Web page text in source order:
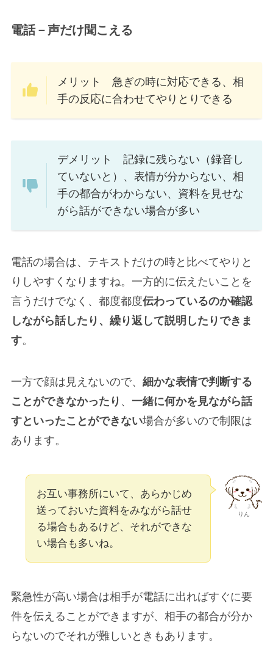
電話－声だけ聞こえる
メリット 急ぎの時に対応できる、相
手の反応に合わせてやりとりできる
デメリット 記録に残らない（録音し
ていないと）、表情が分からない、相
手の都合がわからない、資料を見せな
がら話ができない場合が多い
電話の場合は、テキストだけの時と比べてやりと
りしやすくなりますね。一方的に伝えたいことを
言うだけでなく、都度都度伝わっているのか確認
しながら話したり、繰り返して説明したりできま
す。
一方で顔は見えないので、 細かな表情で判断する
ことができなかったり 、 一緒に何かを見ながら話
すといったことができない場合が多いので制限は
あります。
りん
お互い事務所にいて、あらかじめ
送っておいた資料をみながら話せ
る場合もあるけど、それができな
い場合も多いね。
緊急性が高い場合は相手が電話に出ればすぐに要
件を伝えることができますが、相手の都合が分か
らないのでそれが難しいときもあります。